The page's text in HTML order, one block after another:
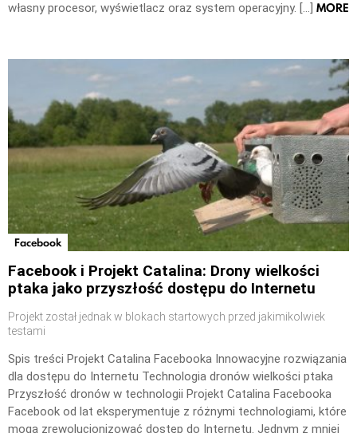
własny procesor, wyświetlacz oraz system operacyjny. […] MORE
Facebook
Facebook i Projekt Catalina: Drony wielkości
ptaka jako przyszłość dostępu do Internetu
Projekt został jednak w blokach startowych przed jakimikolwiek
testami
Spis treści Projekt Catalina Facebooka Innowacyjne rozwiązania
dla dostępu do Internetu Technologia dronów wielkości ptaka
Przyszłość dronów w technologii Projekt Catalina Facebooka
Facebook od lat eksperymentuje z różnymi technologiami, które
mogą zrewolucjonizować dostęp do Internetu. Jednym z mniej